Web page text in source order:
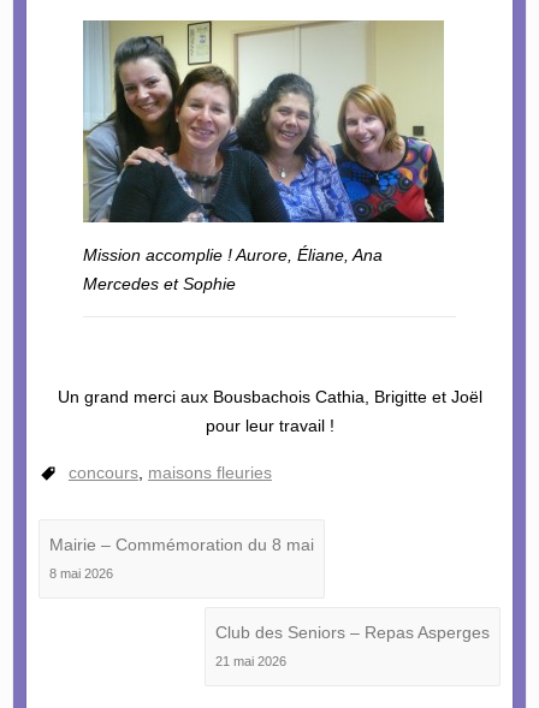
Mission accomplie ! Aurore, Éliane, Ana
Mercedes et Sophie
Un grand merci aux Bousbachois Cathia, Brigitte et Joël
pour leur travail !
concours, maisons fleuries
Mairie – Commémoration du 8 mai
8 mai 2026
Club des Seniors – Repas Asperges
21 mai 2026